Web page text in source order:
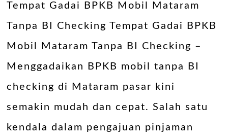
Tempat Gadai BPKB Mobil Mataram
Tanpa BI Checking Tempat Gadai BPKB
Mobil Mataram Tanpa BI Checking –
Menggadaikan BPKB mobil tanpa BI
checking di Mataram pasar kini
semakin mudah dan cepat. Salah satu
kendala dalam pengajuan pinjaman